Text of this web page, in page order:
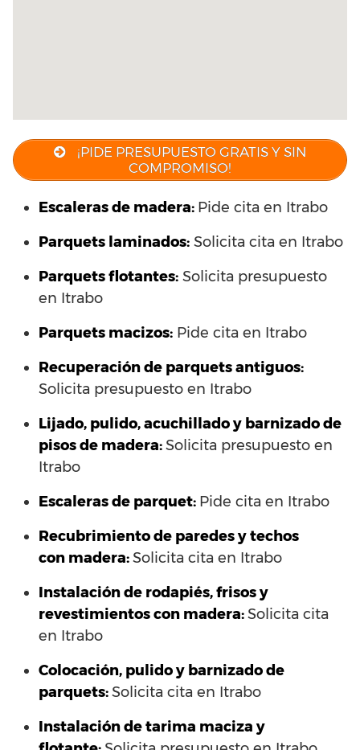
¡PIDE PRESUPUESTO GRATIS Y SIN
COMPROMISO!
Escaleras de madera: Pide cita en Itrabo
Parquets laminados: Solicita cita en Itrabo
Parquets flotantes: Solicita presupuesto
en Itrabo
Parquets macizos: Pide cita en Itrabo
Recuperación de parquets antiguos:
Solicita presupuesto en Itrabo
Lijado, pulido, acuchillado y barnizado de
pisos de madera:Solicita presupuesto en
Itrabo
Escaleras de parquet: Pide cita en Itrabo
Recubrimiento de paredes y techos
con madera:Solicita cita en Itrabo
Instalación de rodapiés, frisos y
revestimientos con madera:Solicita cita
en Itrabo
Colocación, pulido y barnizado de
parquets:Solicita cita en Itrabo
Instalación de tarima maciza y